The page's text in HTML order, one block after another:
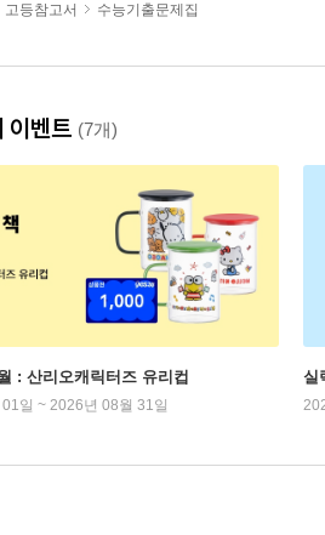
고등참고서 수능기출문제집
이벤트 (7개)
: 산리오캐릭터즈 유리컵
일 ~ 2026년 08월 31일
실